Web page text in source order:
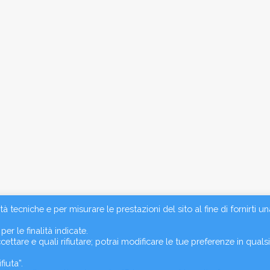
tecniche e per misurare le prestazioni del sito al fine di fornirti
le finalità indicate.
e quali rifiutare; potrai modificare le tue preferenze in